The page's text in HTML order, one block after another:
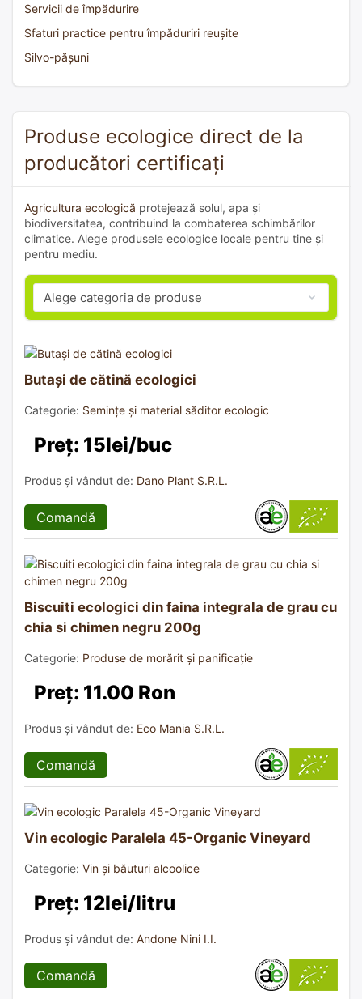
Servicii de împădurire
Sfaturi practice pentru împăduriri reușite
Silvo-pășuni
Produse ecologice direct de la
producători certificați
Agricultura ecologică protejează solul, apa și
biodiversitatea, contribuind la combaterea schimbărilor
climatice. Alege produsele ecologice locale pentru tine și
pentru mediu.
Butași de cătină ecologici
Categorie: Semințe și material săditor ecologic
Preț: 15lei/buc
Produs și vândut de: Dano Plant S.R.L.
Comandă
Biscuiti ecologici din faina integrala de grau cu
chia si chimen negru 200g
Categorie: Produse de morărit și panificație
Preț: 11.00 Ron
Produs și vândut de: Eco Mania S.R.L.
Comandă
Vin ecologic Paralela 45-Organic Vineyard
Categorie: Vin și băuturi alcoolice
Preț: 12lei/litru
Produs și vândut de: Andone Nini I.I.
Comandă